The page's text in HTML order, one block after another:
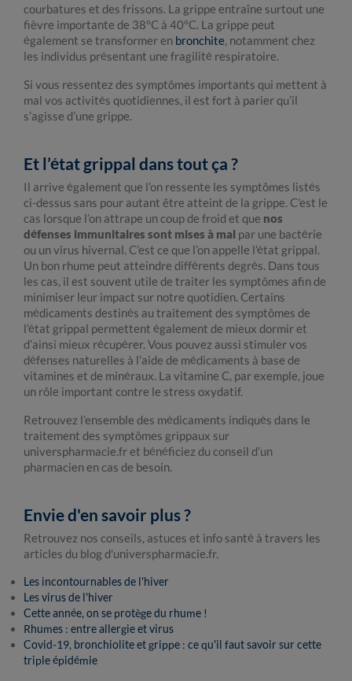
courbatures et des frissons. La grippe entraîne surtout une
fièvre importante de 38°C à 40°C. La grippe peut
également se transformer en bronchite, notamment chez
les individus présentant une fragilité respiratoire.
Si vous ressentez des symptômes importants qui mettent à
mal vos activités quotidiennes, il est fort à parier qu’il
s’agisse d’une grippe.
Et l’état grippal dans tout ça ?
Il arrive également que l’on ressente les symptômes listés
ci-dessus sans pour autant être atteint de la grippe. C’est le
cas lorsque l’on attrape un coup de froid et que nos
défenses immunitaires sont mises à mal par une bactérie
ou un virus hivernal. C’est ce que l’on appelle l’état grippal.
Un bon rhume peut atteindre différents degrés. Dans tous
les cas, il est souvent utile de traiter les symptômes afin de
minimiser leur impact sur notre quotidien. Certains
médicaments destinés au traitement des symptômes de
l’état grippal permettent également de mieux dormir et
d’ainsi mieux récupérer. Vous pouvez aussi stimuler vos
défenses naturelles à l’aide de médicaments à base de
vitamines et de minéraux. La vitamine C, par exemple, joue
un rôle important contre le stress oxydatif.
Retrouvez l’ensemble des médicaments indiqués dans le
traitement des symptômes grippaux sur
universpharmacie.fr et bénéficiez du conseil d’un
pharmacien en cas de besoin.
Envie d'en savoir plus ?
Retrouvez nos conseils, astuces et info santé à travers les
articles du blog d'universpharmacie.fr.
Les incontournables de l'hiver
Les virus de l'hiver
Cette année, on se protège du rhume !
Rhumes : entre allergie et virus
Covid-19, bronchiolite et grippe : ce qu'il faut savoir sur cette
triple épidémie